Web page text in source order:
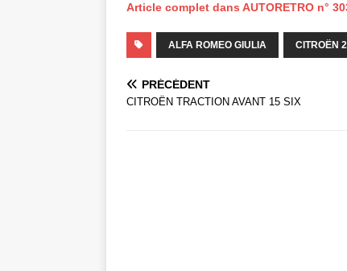
Article complet dans AUTORETRO n°
ALFA ROMEO GIULIA CITROËN
PRÉCÉDENT
CITROËN TRACTION AVANT 15 SIX